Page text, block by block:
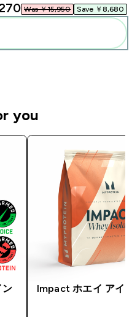
Was ￥15,950‎ Save ￥8,680‎
you
ン Impact ホエイ アイソ